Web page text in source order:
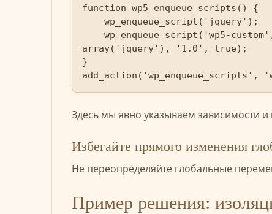
function wp5_enqueue_scripts() {
array('jquery'), '1.0', true);
}
add_action('wp_enqueue_scripts',
Здесь мы явно указываем зависимости и
Избегайте прямого изменения
Не переопределяйте глобальные
Пример решения: